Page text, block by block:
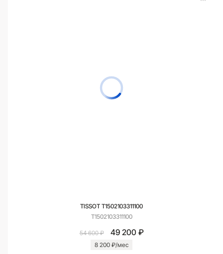
TISSOT T1502103311100
T1502103311100
54 600 ₽ 49 200 ₽
8 200 ₽/мес